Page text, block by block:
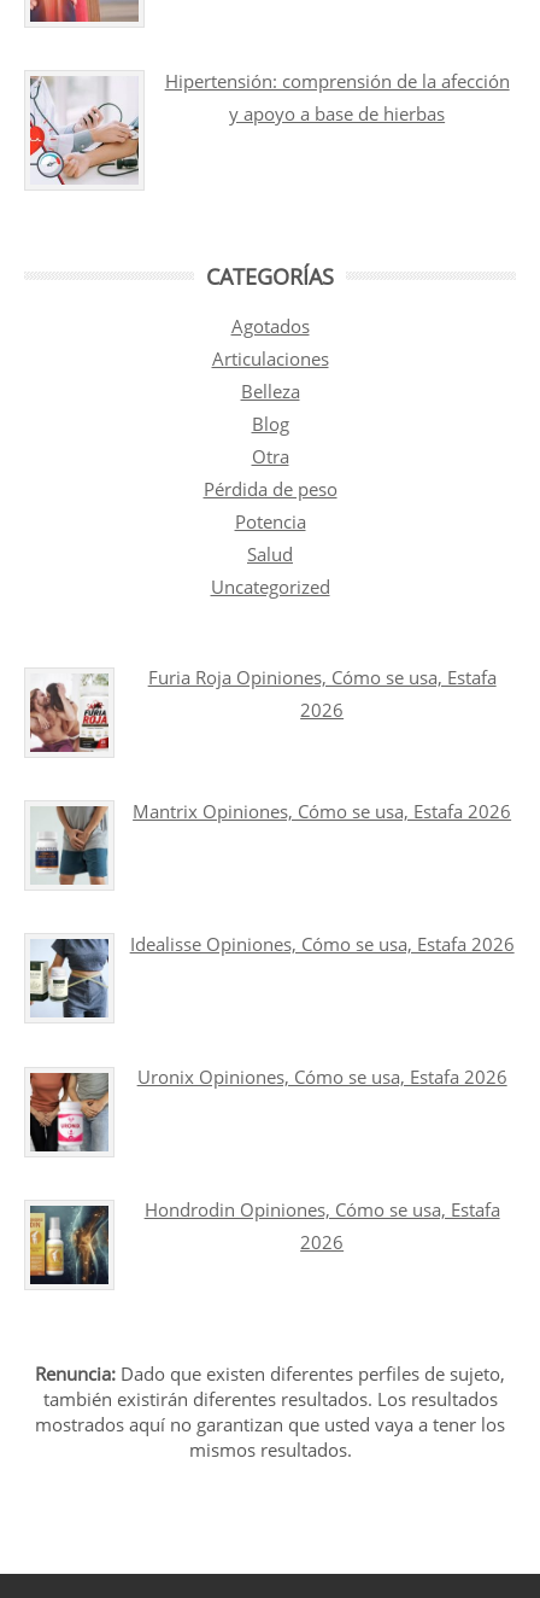
Hipertensión: comprensión de la afección
y apoyo a base de hierbas
CATEGORÍAS
Agotados
Articulaciones
Belleza
Blog
Otra
Pérdida de peso
Potencia
Salud
Uncategorized
Furia Roja Opiniones, Cómo se usa, Estafa
2026
Mantrix Opiniones, Cómo se usa, Estafa 2026
Idealisse Opiniones, Cómo se usa, Estafa 2026
Uronix Opiniones, Cómo se usa, Estafa 2026
Hondrodin Opiniones, Cómo se usa, Estafa
2026
Renuncia: Dado que existen diferentes perfiles de sujeto,
también existirán diferentes resultados. Los resultados
mostrados aquí no garantizan que usted vaya a tener los
mismos resultados.